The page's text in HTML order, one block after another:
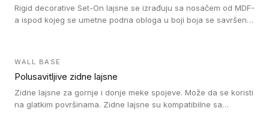
Rigid decorative Set-On lajsne se izrađuju sa nosačem od MDF-
a ispod kojeg se umetne podna obloga u boji boja se savršeno
WALL BASE
Polusavitljive zidne lajsne
Zidne lajsne za gornje i donje meke spojeve. Može da se koristi
na glatkim površinama. Zidne lajsne su kompatibilne sa